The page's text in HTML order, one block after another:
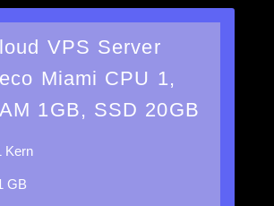
VPS Server
Miami CPU 1,
1GB, SSD 20GB
Kern
GB